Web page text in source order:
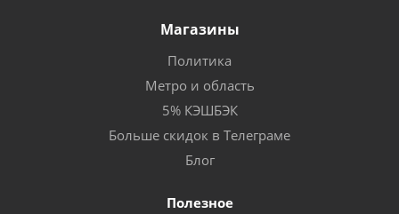
Магазины
Политика
Метро и область
5% КЭШБЭК
Больше скидок в Телеграме
Блог
Полезное